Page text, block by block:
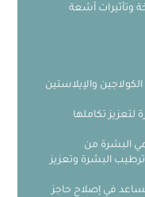
وتأثيرات أشعة
والإيلاستين
تكاملها
البشرة من
البشرة وتعزيز
في إصلاح حاجز